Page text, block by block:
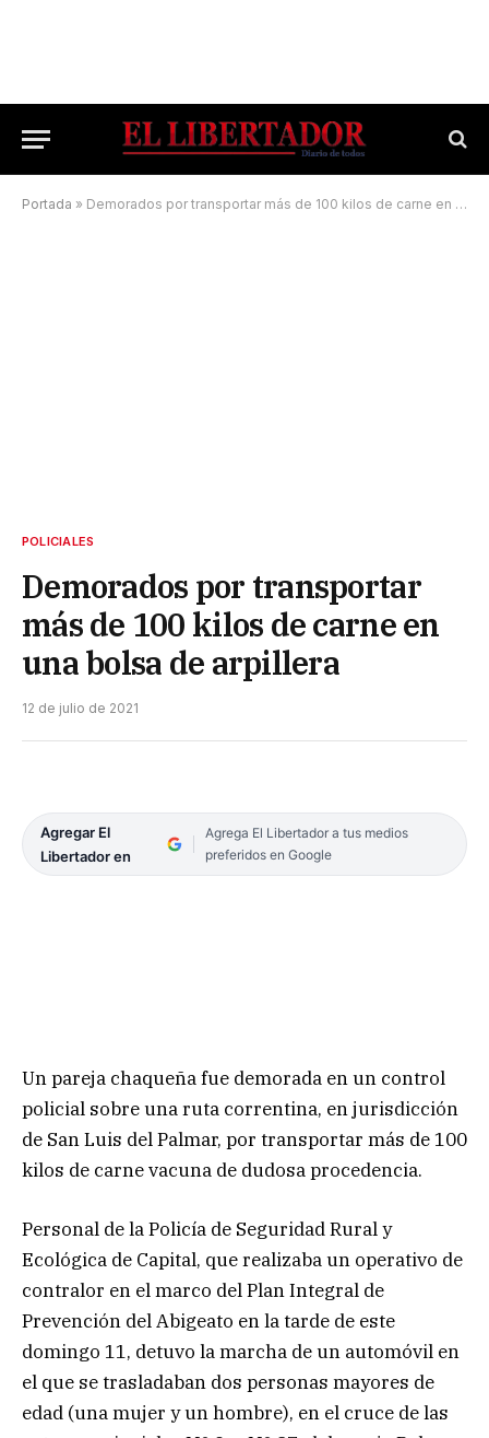
Portada » Demorados por transportar más de 100 kilos de carne en una bolsa de arpillera
POLICIALES
Demorados por transportar
más de 100 kilos de carne en
una bolsa de arpillera
12 de julio de 2021
Agregar El
Libertador en
Agrega El Libertador a tus medios
preferidos en Google
Un pareja chaqueña fue demorada en un control
policial sobre una ruta correntina, en jurisdicción
de San Luis del Palmar, por transportar más de 100
kilos de carne vacuna de dudosa procedencia.
Personal de la Policía de Seguridad Rural y
Ecológica de Capital, que realizaba un operativo de
contralor en el marco del Plan Integral de
Prevención del Abigeato en la tarde de este
domingo 11, detuvo la marcha de un automóvil en
el que se trasladaban dos personas mayores de
edad (una mujer y un hombre), en el cruce de las